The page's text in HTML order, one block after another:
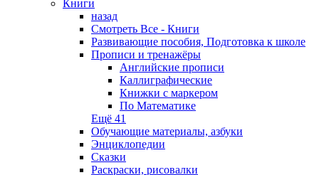
Книги
назад
Смотреть Все - Книги
Развивающие пособия, Подготовка к школе
Прописи и тренажёры
Английские прописи
Каллиграфические
Книжки с маркером
По Математике
Ещё 41
Обучающие материалы, азбуки
Энциклопедии
Сказки
Раскраски, рисовалки